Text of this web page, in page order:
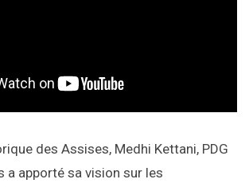
des Assises, Medhi Kettani, PDG
a apporté sa vision sur les